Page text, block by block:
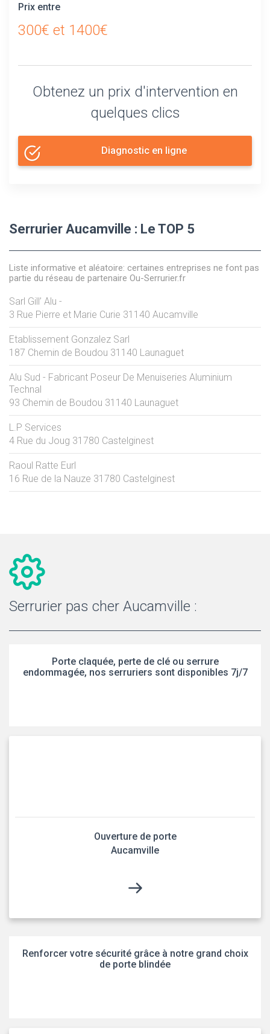
Prix entre
300€ et 1400€
Obtenez un prix d'intervention en
quelques clics
Diagnostic en ligne
Serrurier Aucamville : Le TOP 5
Liste informative et aléatoire: certaines entreprises ne font pas
partie du réseau de partenaire Ou-Serrurier.fr
Sarl Gill’ Alu -
3 Rue Pierre et Marie Curie 31140 Aucamville
Etablissement Gonzalez Sarl
187 Chemin de Boudou 31140 Launaguet
Alu Sud - Fabricant Poseur De Menuiseries Aluminium
Technal
93 Chemin de Boudou 31140 Launaguet
L.P Services
4 Rue du Joug 31780 Castelginest
Raoul Ratte Eurl
16 Rue de la Nauze 31780 Castelginest
Serrurier pas cher Aucamville :
Porte claquée, perte de clé ou serrure
endommagée, nos serruriers sont disponibles 7j/7
Ouverture de porte
Aucamville
Renforcer votre sécurité grâce à notre grand choix
de porte blindée